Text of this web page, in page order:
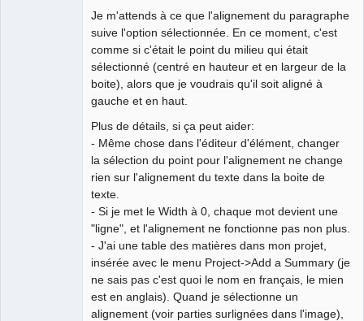
Je m'attends à ce que l'alignement du paragraphe
suive l'option sélectionnée. En ce moment, c'est
comme si c'était le point du milieu qui était
sélectionné (centré en hauteur et en largeur de la
boite), alors que je voudrais qu'il soit aligné à
gauche et en haut.
Plus de détails, si ça peut aider:
- Même chose dans l'éditeur d'élément, changer
la sélection du point pour l'alignement ne change
rien sur l'alignement du texte dans la boite de
texte.
- Si je met le Width à 0, chaque mot devient une
"ligne", et l'alignement ne fonctionne pas non plus.
- J'ai une table des matières dans mon projet,
insérée avec le menu Project->Add a Summary (je
ne sais pas c'est quoi le nom en français, le mien
est en anglais). Quand je sélectionne un
alignement (voir parties surlignées dans l'image),